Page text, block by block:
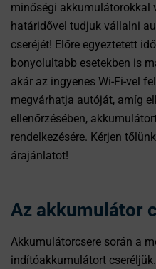
minőségi akkumulátorokkal
határidővel tudjuk vállalni
cseréjét! Előre egyeztetett
bonyolultabb esetekben is
akár az ingyenes Wi-Fi-vel
megvárhatja autóját, amíg
ellenőrzésében,
rendelkezésére. Kérjen
árajánlatot!
Az akkumulátor
Akkumulátorcsere során a
indítóakkumulátort